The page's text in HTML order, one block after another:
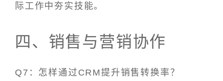
际工作中夯实技能。
四、销售与营销协作
Q7：怎样通过CRM提升销售转换率？